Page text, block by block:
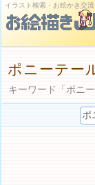
イラスト検索・お絵かき交流
ポニーテー
キーワード「ポニ